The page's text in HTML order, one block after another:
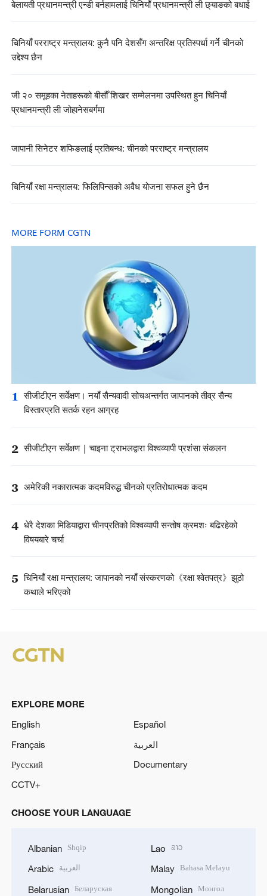
बेलायती प्रधानमन्त्री एन्डी बर्नहामलाई चिनियाँ प्रधानमन्त्री ली छ्याङको बधाई
चिनियाँ परराष्ट्र मन्त्रालय: कुनै पनि देशसँग अन्तरिक्ष प्रतिस्पर्धा गर्ने चीनको
उद्देश्य छैन
जी २० समूहका नेताहरूको बीसौँ शिखर सम्मेलनमा उपस्थित हुन चिनियाँ
प्रधानमन्त्री ली जोहानेसबर्गमा
जापानी सिनेटर शफिङलाई प्रतिबन्ध: चीनको परराष्ट्र मन्त्रालय
चिनियाँ रक्षा मन्त्रालय: फिलिपिन्सको अवैध योजना सफल हुने छैन
MORE FORM CGTN
1 सीजीटीएन सर्वेक्षण। नयाँ सैन्यवादी सोचअन्तर्गत जापानको तीव्र सैन्य
विस्तारप्रति सतर्क रहन आग्रह
2 सीजीटीएन सर्वेक्षण | चाइना ट्राभलद्वारा विश्वव्यापी प्रशंसा संकलन
3 अमेरिकी नकारात्मक कदमविरुद्ध चीनको प्रतिरोधात्मक कदम
4 धेरै देशका मिडियाद्वारा चीनप्रतिको विश्वव्यापी सन्तोष क्रमशः बढिरहेको
विषयबारे चर्चा
5 चिनियाँ रक्षा मन्त्रालय: जापानको नयाँ संस्करणको《रक्षा श्वेतपत्र》झुठो
कथाले भरिएको
EXPLORE MORE
English
Español
Français
العربية
Русский
Documentary
CCTV+
CHOOSE YOUR LANGUAGE
Albanian Shqip
Arabic العربية
Belarusian Беларуская
Lao ລາວ
Malay Bahasa Melayu
Mongolian Монгол